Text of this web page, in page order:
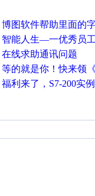
博图软件帮助里面的
智能人生—一优秀员工和普通员工
在线求助通讯问题
等的就是你！快来领《变形
福利来了，S7-200实